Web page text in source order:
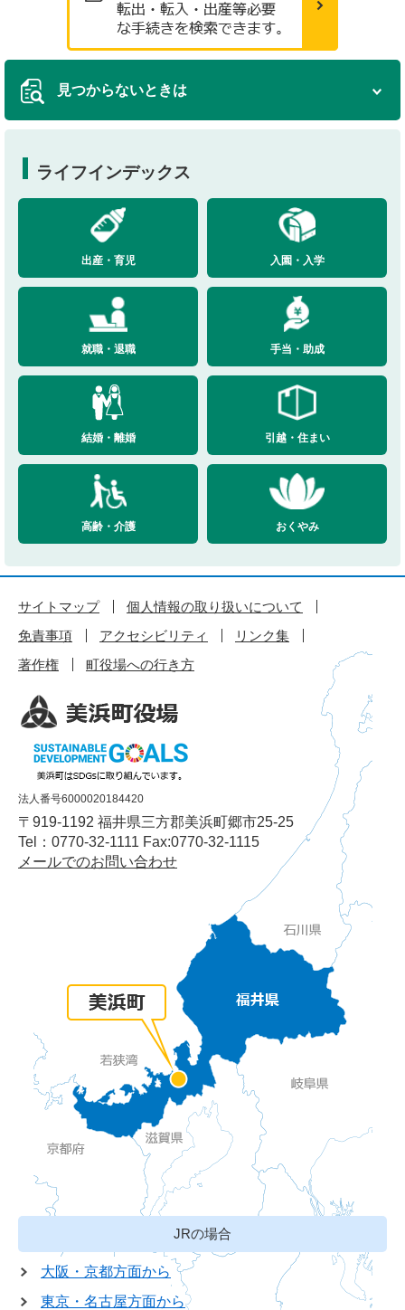
見つからないときは
ライフインデックス
出産・育児 入園・入学
就職・退職 手当・助成
結婚・離婚 引越・住まい
高齢・介護 おくやみ
サイトマップ
個人情報の取り扱いについて
免責事項
アクセシビリティ
リンク集
著作権
町役場への行き方
法人番号6000020184420
〒919-1192 福井県三方郡美浜町郷市25-25
Tel：0770-32-1111 Fax:0770-32-1115
メールでのお問い合わせ
JRの場合
大阪・京都方面から
東京・名古屋方面から